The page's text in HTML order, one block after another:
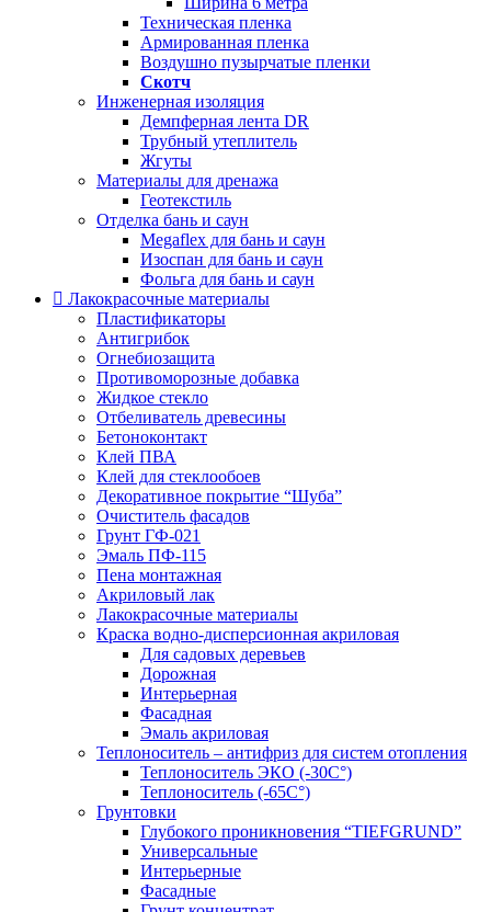
Техническая пленка
Армированная пленка
Воздушно пузырчатые пленки
Скотч
Инженерная изоляция
Демпферная лента DR
Трубный утеплитель
Жгуты
Материалы для дренажа
Геотекстиль
Отделка бань и саун
Megaflex для бань и саун
Изоспан для бань и саун
Фольга для бань и саун
Лакокрасочные материалы
Пластификаторы
Антигрибок
Огнебиозащита
Противоморозные добавка
Жидкое стекло
Отбеливатель древесины
Бетоноконтакт
Клей ПВА
Клей для стеклообоев
Декоративное покрытие “Шуба”
Очиститель фасадов
Грунт ГФ-021
Эмаль ПФ-115
Пена монтажная
Акриловый лак
Лакокрасочные материалы
Краска водно-дисперсионная акриловая
Для садовых деревьев
Дорожная
Интерьерная
Фасадная
Эмаль акриловая
Теплоноситель – антифриз для систем отопления
Теплоноситель ЭКО (-30С°)
Теплоноситель (-65С°)
Грунтовки
Глубокого проникновения “TIEFGRUND”
Универсальные
Интерьерные
Фасадные